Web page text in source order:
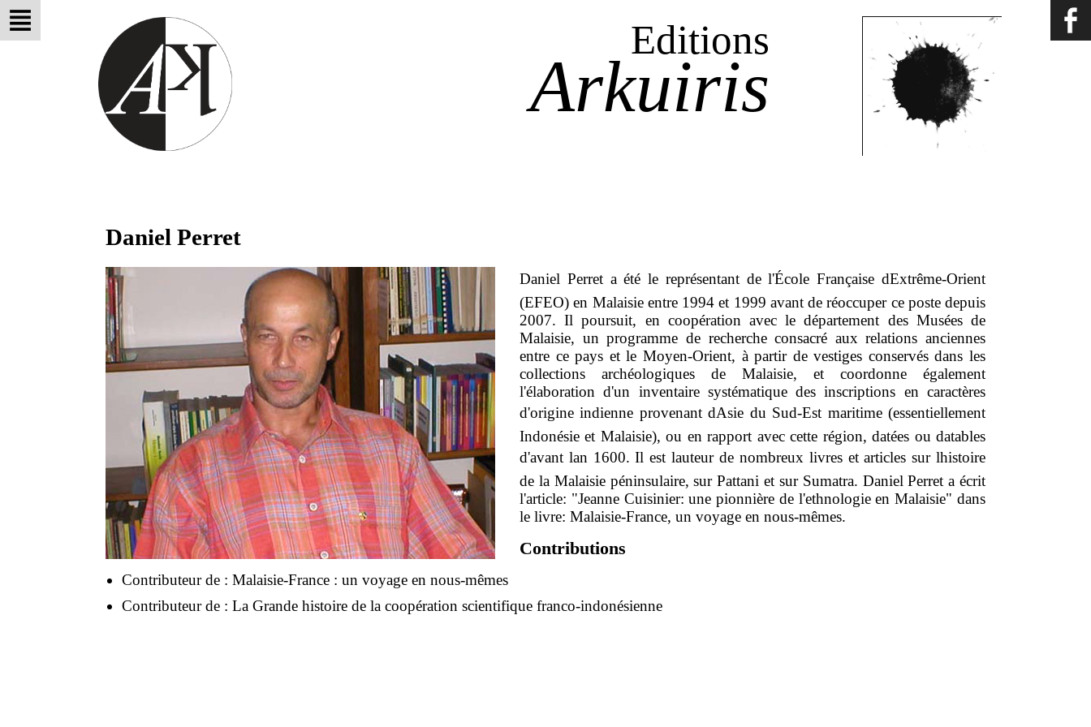
Editions
Arkuiris
Daniel Perret
Daniel Perret a été le représentant de l'École Française dExtrême-Orient
(EFEO) en Malaisie entre 1994 et 1999 avant de réoccuper ce poste depuis
2007. Il poursuit, en coopération avec le département des Musées de
Malaisie, un programme de recherche consacré aux relations anciennes
entre ce pays et le Moyen-Orient, à partir de vestiges conservés dans les
collections archéologiques de Malaisie, et coordonne également
l'élaboration d'un inventaire systématique des inscriptions en caractères
d'origine indienne provenant dAsie du Sud-Est maritime (essentiellement
Indonésie et Malaisie), ou en rapport avec cette région, datées ou datables
d'avant lan 1600. Il est lauteur de nombreux livres et articles sur lhistoire
de la Malaisie péninsulaire, sur Pattani et sur Sumatra. Daniel Perret a écrit
l'article: "Jeanne Cuisinier: une pionnière de l'ethnologie en Malaisie" dans
le livre: Malaisie-France, un voyage en nous-mêmes.
Contributions
Contributeur de : Malaisie-France : un voyage en nous-mêmes
Contributeur de : La Grande histoire de la coopération scientifique franco-indonésienne